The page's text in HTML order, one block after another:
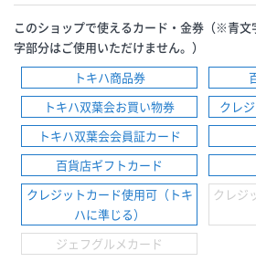
このショップで使えるカード・金券（※青
字部分はご使用いただけません。）
トキハ商品券
トキハ双葉会お買い物券
クレ
トキハ双葉会会員証カード
百貨店ギフトカード
クレジットカード使用可（トキ
ハに準じる）
クレジ
ジェフグルメカード